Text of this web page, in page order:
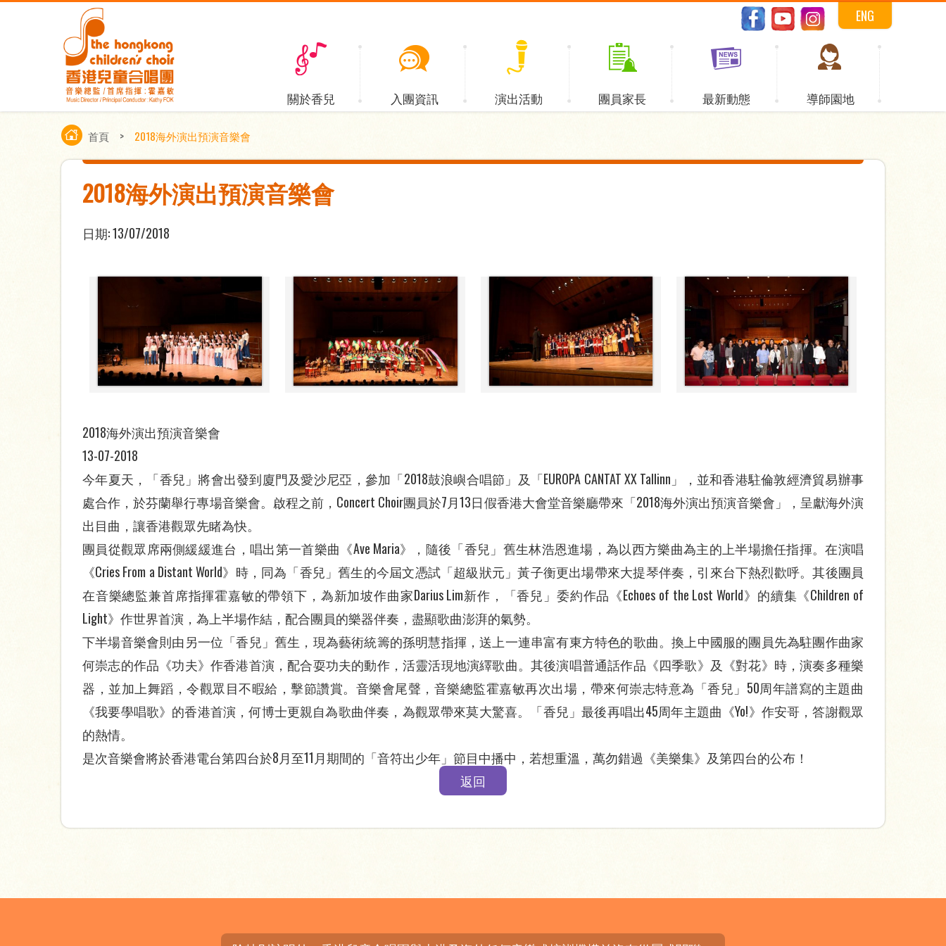
ENG
關於香兒 入團資訊 演出活動 團員家長 最新動態 導師園地
首頁 > 2018海外演出預演音樂會
2018海外演出預演音樂會
日期:13/07/2018
2018海外演出預演音樂會
13-07-2018
今年夏天，「香兒」將會出發到廈門及愛沙尼亞，參加「2018鼓浪嶼合唱節」及「EUROPA CANTAT XX Tallinn」，並和香港駐倫敦經濟貿易辦事
處合作，於芬蘭舉行專場音樂會。啟程之前，Concert Choir團員於7月13日假香港大會堂音樂廳帶來「2018海外演出預演音樂會」，呈獻海外演
出目曲，讓香港觀眾先睹為快。
團員從觀眾席兩側緩緩進台，唱出第一首樂曲《Ave Maria》，隨後「香兒」舊生林浩恩進場，為以西方樂曲為主的上半場擔任指揮。在演唱
《Cries From a Distant World》時，同為「香兒」舊生的今屆文憑試「超級狀元」黃子衡更出場帶來大提琴伴奏，引來台下熱烈歡呼。其後團員
在音樂總監兼首席指揮霍嘉敏的帶領下，為新加坡作曲家Darius Lim新作，「香兒」委約作品《Echoes of the Lost World》的續集《Children of
Light》作世界首演，為上半場作結，配合團員的樂器伴奏，盡顯歌曲澎湃的氣勢。
下半場音樂會則由另一位「香兒」舊生，現為藝術統籌的孫明慧指揮，送上一連串富有東方特色的歌曲。換上中國服的團員先為駐團作曲家
何崇志的作品《功夫》作香港首演，配合耍功夫的動作，活靈活現地演繹歌曲。其後演唱普通話作品《四季歌》及《對花》時，演奏多種樂
器，並加上舞蹈，令觀眾目不暇給，擊節讚賞。音樂會尾聲，音樂總監霍嘉敏再次出場，帶來何崇志特意為「香兒」50周年譜寫的主題曲
《我要學唱歌》的香港首演，何博士更親自為歌曲伴奏，為觀眾帶來莫大驚喜。「香兒」最後再唱出45周年主題曲《Yo!》作安哥，答謝觀眾
的熱情。
是次音樂會將於香港電台第四台於8月至11月期間的「音符出少年」節目中播中，若想重溫，萬勿錯過《美樂集》及第四台的公布！
返回